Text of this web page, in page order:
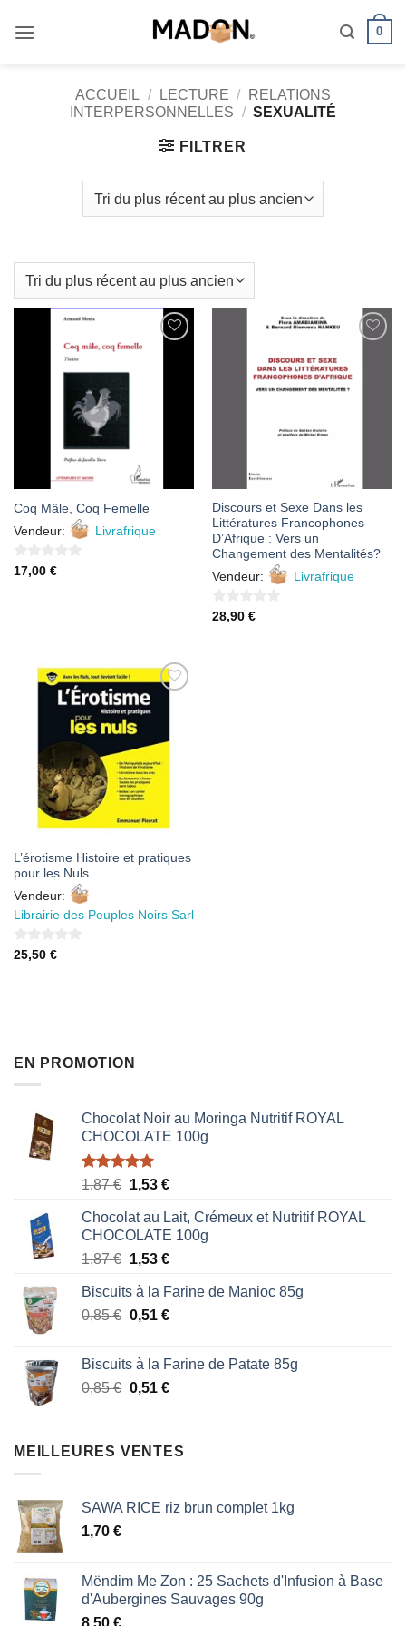
0
ACCUEIL / LECTURE /
RELATIONS
INTERPERSONNELLES / SEXUALITÉ
FILTRER
Coq Mâle, Coq Femelle
Vendeur:
Livrafrique
0
17,00 €
AJOUTER
À MES
FAVORIS
Discours et Sexe Dans les
Littératures Francophones
D’Afrique : Vers un
Changement des Mentalités?
Vendeur:
Livrafrique
0
28,90 €
AJOUTER
À MES
FAVORIS
L’érotisme Histoire et pratiques
pour les Nuls
Vendeur:
Librairie des Peuples Noirs Sarl
0
25,50 €
EN PROMOTION
Chocolat Noir au Moringa Nutritif ROYAL
CHOCOLATE 100g
Note5.00
1,87€ Le
initial
était :
1,87 €.
1,53 €Le
actuel
est :
1,53 €.
Chocolat au Lait, Crémeux et Nutritif ROYAL
CHOCOLATE 100g
1,87€ Le
initial
était :
1,53 €Le
actuel
est :
Biscuits à la Farine de Manioc 85g
0,85€ Le
était :
0,85 €.
0,51 €Le
est :
0,51 €.
Biscuits à la Farine de Patate 85g
0,85€ Le
était :
0,51 €Le
est :
MEILLEURES VENTES
SAWA RICE riz brun complet 1kg
1,70 €
Mëndim Me Zon : 25 Sachets d'Infusion à Base
d'Aubergines Sauvages 90g
8,50 €